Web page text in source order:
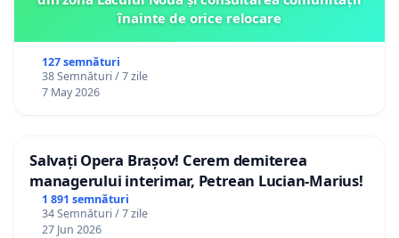
înainte de orice relocare
127 semnături
38 Semnături / 7 zile
7 May 2026
Salvați Opera Brașov! Cerem demiterea
managerului interimar, Petrean Lucian-Marius!
1 891 semnături
34 Semnături / 7 zile
27 Jun 2026